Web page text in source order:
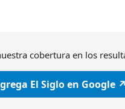
cobertura en los
El Siglo en Google ↗️